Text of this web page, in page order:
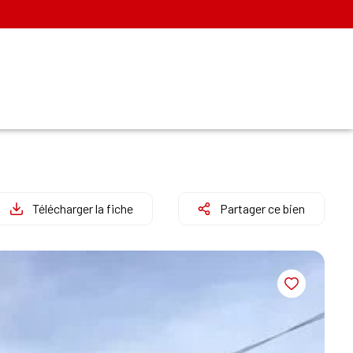
Télécharger la fiche Partager ce bien